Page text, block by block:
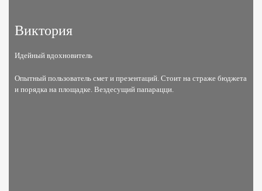
Виктория
Идейный вдохновитель
Опытный пользователь смет и презентаций. Стоит на страже бюджета
и порядка на площадке. Вездесущий папарацци.